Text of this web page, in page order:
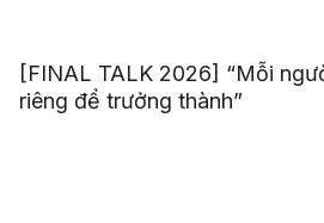
[FINAL TALK 2026] “Mỗi
riêng để trưởng thành”